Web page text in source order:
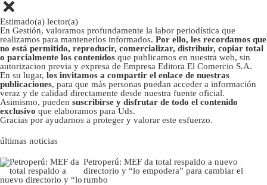
Estimado(a) lector(a)
En Gestión, valoramos profundamente la labor periodística que
realizamos para mantenerlos informados. Por ello, les recordamos que
no está permitido, reproducir, comercializar, distribuir, copiar total
o parcialmente los contenidos que publicamos en nuestra web, sin
autorizacion previa y expresa de Empresa Editora El Comercio S.A.
En su lugar, los invitamos a compartir el enlace de nuestras
publicaciones, para que más personas puedan acceder a información
veraz y de calidad directamente desde nuestra fuente oficial.
Asimismo, pueden suscribirse y disfrutar de todo el contenido
exclusivo que elaboramos para Uds.
Gracias por ayudarnos a proteger y valorar este esfuerzo.
últimas noticias
Petroperú: MEF da total respaldo a nuevo
directorio y “lo empodera” para cambiar el
rumbo